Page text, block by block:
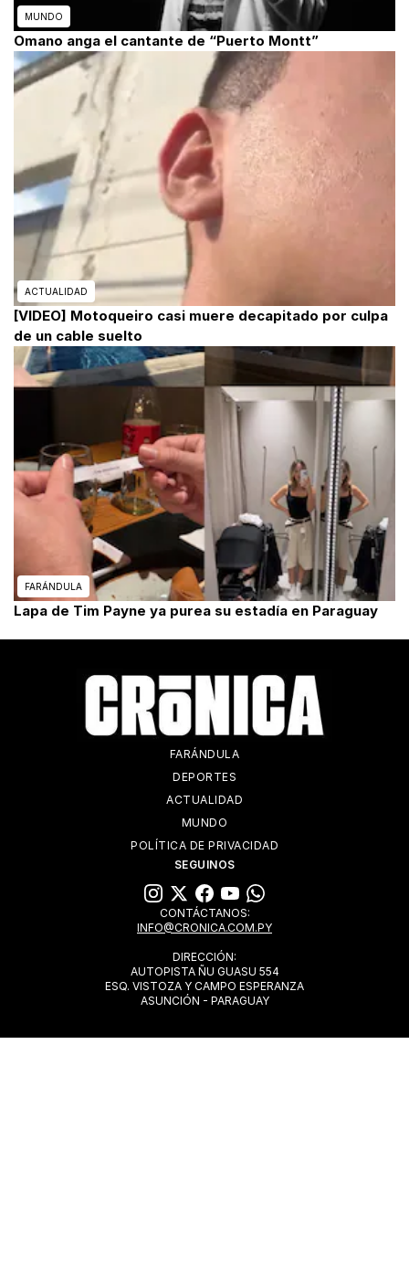
MUNDO
Omano anga el cantante de “Puerto Montt”
ACTUALIDAD
[VIDEO] Motoqueiro casi muere decapitado por culpa
de un cable suelto
FARÁNDULA
Lapa de Tim Payne ya purea su estadía en Paraguay
FARÁNDULA
DEPORTES
ACTUALIDAD
MUNDO
POLÍTICA DE PRIVACIDAD
SEGUINOS
CONTÁCTANOS:
INFO@CRONICA.COM.PY
DIRECCIÓN:
AUTOPISTA ÑU GUASU 554
ESQ. VISTOZA Y CAMPO ESPERANZA
ASUNCIÓN - PARAGUAY